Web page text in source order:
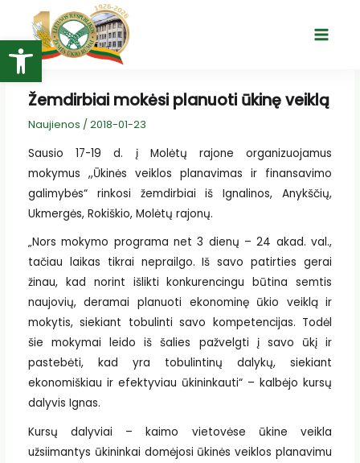
Open toolbar
turinio
Main
Žemdirbiai mokėsi planuoti ūkinę veiklą
Naujienos / 2018-01-23
Sausio 17-19 d. į Molėtų rajone organizuojamus
mokymus ,,Ūkinės veiklos planavimas ir finansavimo
galimybės“ rinkosi žemdirbiai iš Ignalinos, Anykščių,
Ukmergės, Rokiškio, Molėtų rajonų.
„Nors mokymo programa net 3 dienų – 24 akad. val.,
tačiau laikas tikrai neprailgo. Iš savo patirties gerai
žinau, kad norint išlikti konkurencingu būtina semtis
naujovių, deramai planuoti ekonominę ūkio veiklą ir
mokytis, siekiant tobulinti savo kompetencijas. Todėl
šie mokymai leido iš šalies pažvelgti į savo ūkį ir
pastebėti, kad yra tobulintinų dalykų, siekiant
ekonomiškiau ir efektyviau ūkininkauti“ – kalbėjo kursų
dalyvis Ignas.
Kursų dalyviai – kaimo vietovėse ūkine veikla
užsiimantys ūkininkai domėjosi ūkinės veiklos planavimu